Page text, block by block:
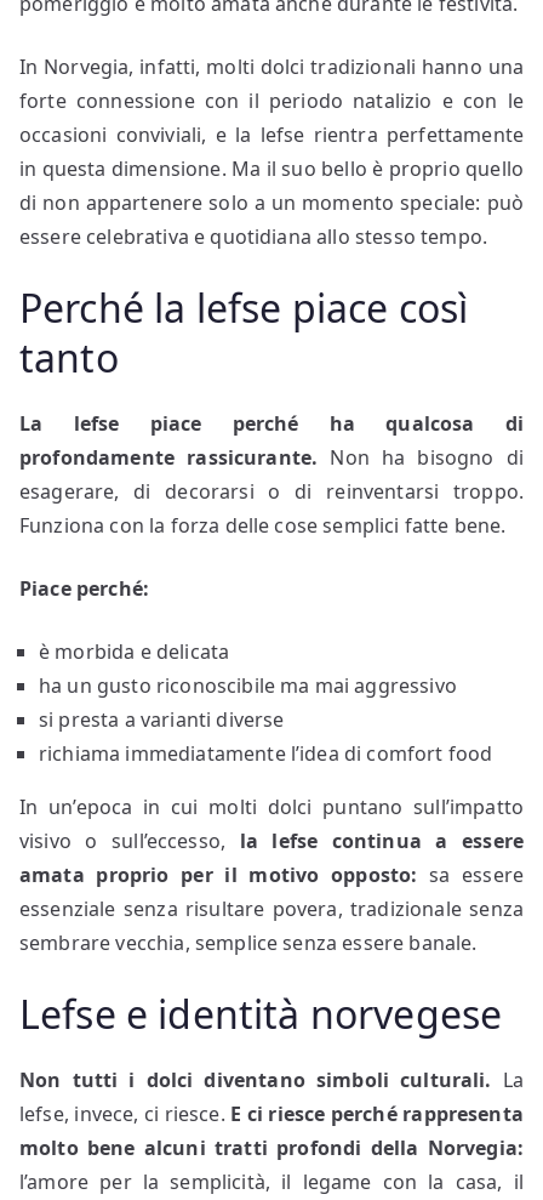
In Norvegia, infatti, molti dolci tradizionali hanno una
forte connessione con il periodo natalizio e con le
occasioni conviviali, e la lefse rientra perfettamente
in questa dimensione. Ma il suo bello è proprio quello
di non appartenere solo a un momento speciale: può
essere celebrativa e quotidiana allo stesso tempo.
Perché la lefse piace così
tanto
La lefse piace perché ha qualcosa di
profondamente rassicurante. Non ha bisogno di
esagerare, di decorarsi o di reinventarsi troppo.
Funziona con la forza delle cose semplici fatte bene.
Piace perché:
è morbida e delicata
ha un gusto riconoscibile ma mai aggressivo
si presta a varianti diverse
richiama immediatamente l’idea di comfort food
In un’epoca in cui molti dolci puntano sull’impatto
visivo o sull’eccesso, la lefse continua a essere
amata proprio per il motivo opposto: sa essere
essenziale senza risultare povera, tradizionale senza
sembrare vecchia, semplice senza essere banale.
Lefse e identità norvegese
Non tutti i dolci diventano simboli culturali. La
lefse, invece, ci riesce. E ci riesce perché rappresenta
molto bene alcuni tratti profondi della Norvegia:
l’amore per la semplicità, il legame con la casa, il